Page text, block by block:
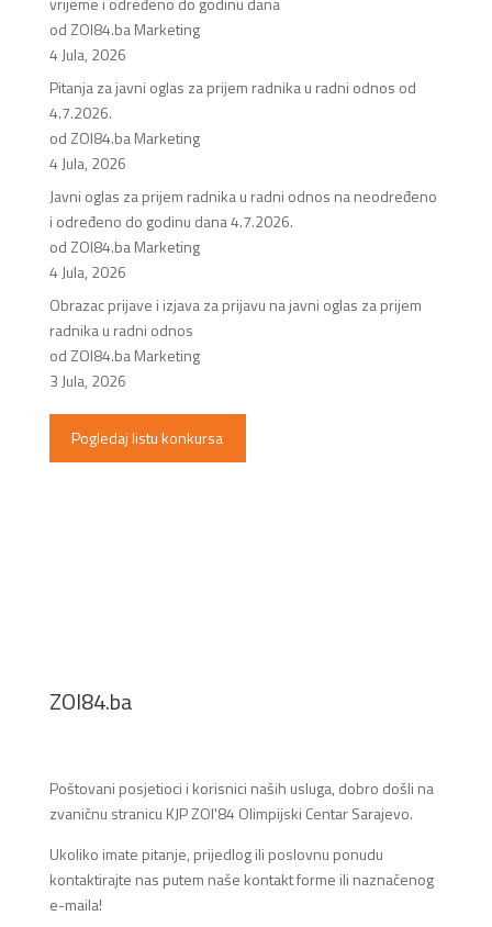
od ZOI84.ba Marketing
4 Jula, 2026
Pitanja za javni oglas za prijem radnika u radni odnos od
4.7.2026.
od ZOI84.ba Marketing
4 Jula, 2026
Javni oglas za prijem radnika u radni odnos na neodređeno
i određeno do godinu dana 4.7.2026.
od ZOI84.ba Marketing
4 Jula, 2026
Obrazac prijave i izjava za prijavu na javni oglas za prijem
radnika u radni odnos
od ZOI84.ba Marketing
3 Jula, 2026
Pogledaj listu konkursa
ZOI84.ba
Poštovani posjetioci i korisnici naših usluga, dobro došli na
zvaničnu stranicu KJP ZOI'84 Olimpijski Centar Sarajevo.
Ukoliko imate pitanje, prijedlog ili poslovnu ponudu
kontaktirajte nas putem naše kontakt forme ili naznačenog
e-maila!